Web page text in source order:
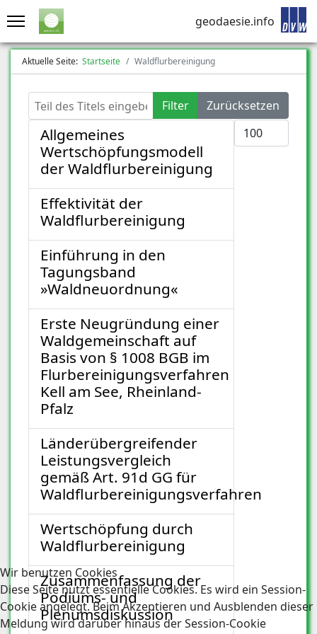
geodaesie.info
Aktuelle Seite: Startseite Waldflurbereinigung
Teil des Titels eingeben Filter
Zurücksetzen
Anzeige #
Allgemeines
Wertschöpfungsmodell
der Waldflurbereinigung
Effektivität der
Waldflurbereinigung
Einführung in den
Tagungsband
»Waldneuordnung«
Erste Neugründung einer
Waldgemeinschaft auf
Basis von § 1008 BGB im
Flurbereinigungsverfahren
Kell am See, Rheinland-
Pfalz
Länderübergreifender
Leistungsvergleich
gemäß Art. 91d GG für
Waldflurbereinigungsverfahren
Wertschöpfung durch
Waldflurbereinigung
Zusammenfassung der
Podiums- und
Plenumsdiskussion
Wir benutzen Cookies
Diese Seite nutzt essentielle Cookies. Es wird ein Session-
Cookie angelegt. Beim Akzeptieren und Ausblenden dieser
Meldung wird darüber hinaus der Session-Cookie